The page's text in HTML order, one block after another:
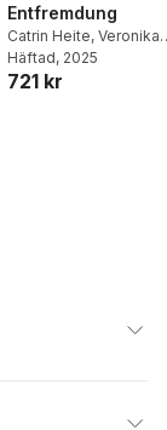
Entfremdung
Catrin Heite, Veronika
Magyar-Haas
Häftad, 2025
721 kr